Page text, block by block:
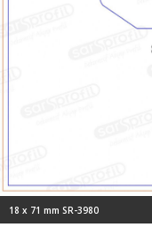
18 x 71 mm SR-3980